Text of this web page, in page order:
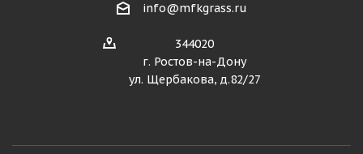
info@mfkgrass.ru
344020
г. Ростов-на-Дону
ул. Щербакова, д.82/27